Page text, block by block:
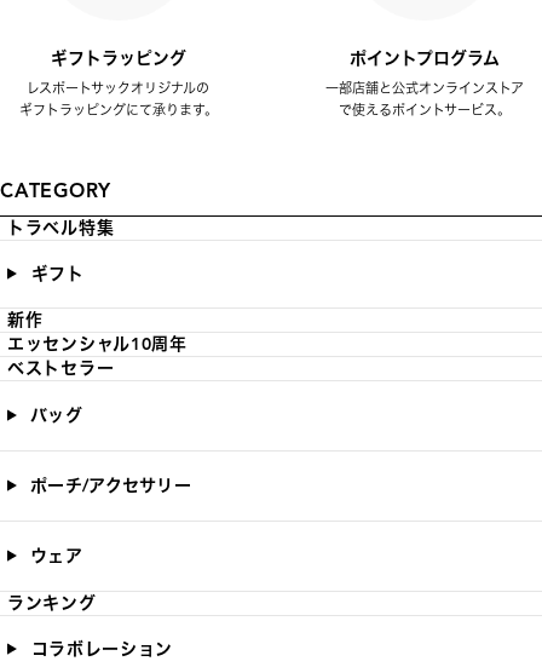
ギフトラッピング
レスポートサックオリジナルの
ギフトラッピングにて承ります。
ポイントプログラム
一部店舗と公式オンラインストア
で使えるポイントサービス。
CATEGORY
トラベル特集
ギフト
新作
エッセンシャル10周年
ベストセラー
バッグ
ポーチ/アクセサリー
ウェア
ランキング
コラボレーション